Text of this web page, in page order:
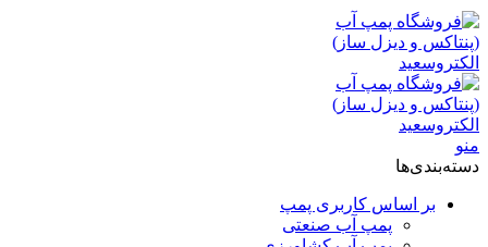
منو
دسته‌بندی‌ها
بر اساس کاربری پمپ
پمپ آب صنعتی